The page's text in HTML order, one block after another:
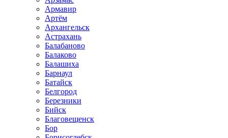
Армавир
Артём
Архангельск
Астрахань
Балабаново
Балаково
Балашиха
Барнаул
Батайск
Белгород
Березники
Бийск
Благовещенск
Бор